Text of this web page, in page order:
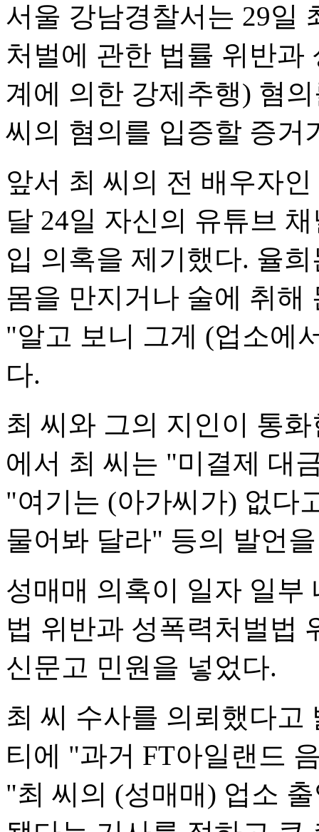
서울 강남경찰서는 29일
처벌에 관한 법률 위반과
계에 의한 강제추행) 혐
씨의 혐의를 입증할 증거
앞서 최 씨의 전 배우자
달 24일 자신의 유튜브
입 의혹을 제기했다. 율
몸을 만지거나 술에 취
"알고 보니 그게 (업소에
다.
최 씨와 그의 지인이 통
에서 최 씨는 "미결제 대
"여기는 (아가씨가) 없다
물어봐 달라" 등의 발언
성매매 의혹이 일자 일부
법 위반과 성폭력처벌법
신문고 민원을 넣었다.
최 씨 수사를 의뢰했다고
티에 "과거 FT아일랜드
"최 씨의 (성매매) 업소